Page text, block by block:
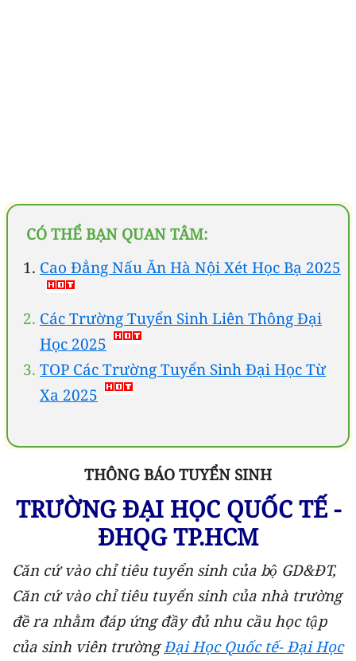
CÓ THỂ BẠN QUAN TÂM:
Cao Đẳng Nấu Ăn Hà Nội Xét Học Bạ 2025
Các Trường Tuyển Sinh Liên Thông Đại
Học 2025
TOP Các Trường Tuyển Sinh Đại Học Từ
Xa 2025
THÔNG BÁO TUYỂN SINH
TRƯỜNG ĐẠI HỌC QUỐC TẾ -
ĐHQG TP.HCM
Căn cứ vào chỉ tiêu tuyển sinh của bộ GD&ĐT,
Căn cứ vào chỉ tiêu tuyển sinh của nhà trường
đề ra nhằm đáp ứng đầy đủ nhu cầu học tập
của sinh viên trườngĐại Học Quốc tế- Đại Học